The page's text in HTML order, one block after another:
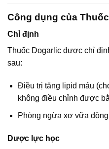
Công dụng của
Chỉ định
Thuốc Dogarlic được chỉ
sau:
Điều trị tăng lipid máu
không điều chỉnh được
Phòng ngừa xơ vữa động
Dược lực học